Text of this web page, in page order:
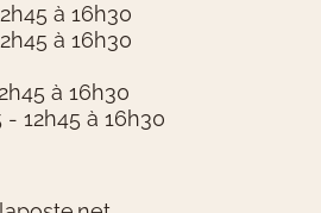
à 16h30
à 16h30
à 16h30
12h45 à 16h30